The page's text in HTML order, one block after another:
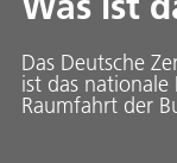
Das Deutsche
ist das
Raumfahrt der